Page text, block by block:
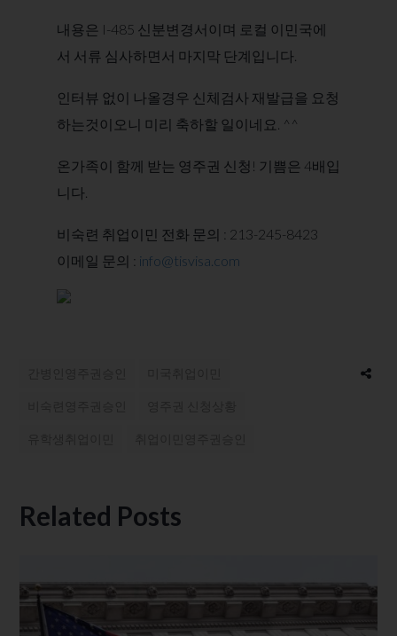
내용은 I-485 신분변경서이며 로컬 이민국에
서 서류 심사하면서 마지막 단계입니다.
인터뷰 없이 나올경우 신체검사 재발급을 요청
하는것이오니 미리 축하할 일이네요. ^^
온가족이 함께 받는 영주권 신청! 기쁨은 4배입
니다.
비숙련 취업이민 전화 문의 : 213-245-8423
이메일 문의 : info@tisvisa.com
Related Posts